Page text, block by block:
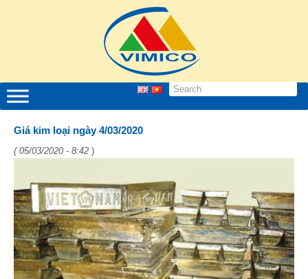
Giá kim loại ngày 4/03/2020
( 05/03/2020 - 8:42 )